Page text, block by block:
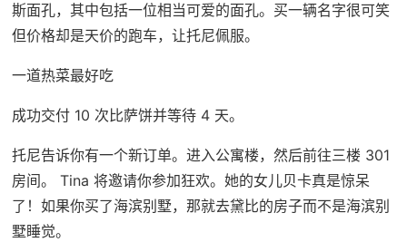
斯面孔，其中包括一位相当可爱的面孔。买一辆名字很可笑
但价格却是天价的跑车，让托尼佩服。
一道热菜最好吃
成功交付 10 次比萨饼并等待 4 天。
托尼告诉你有一个新订单。进入公寓楼，然后前往三楼 301
房间。 Tina 将邀请你参加狂欢。她的女儿贝卡真是惊呆
了！如果你买了海滨别墅，那就去黛比的房子而不是海滨别
墅睡觉。